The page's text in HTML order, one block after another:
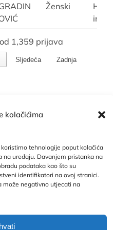
kolačićima
tehnologije poput kolačića
uređaju. Davanjem pristanka na
podataka kao što su
identifikatori na ovoj stranici.
može negativno utjecati na
Ženski
ina
1,359 prijava
Sljedeća Zadnja
|Naše usluge
| Politika kolačića